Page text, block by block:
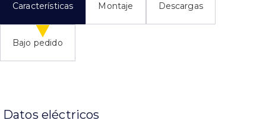
Características Montaje Descargas
Bajo pedido
Datos eléctricos